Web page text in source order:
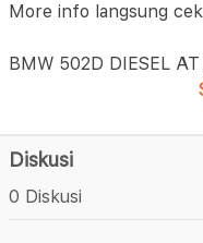
More info langsung
BMW 502D DIESEL
Diskusi
0 Diskusi